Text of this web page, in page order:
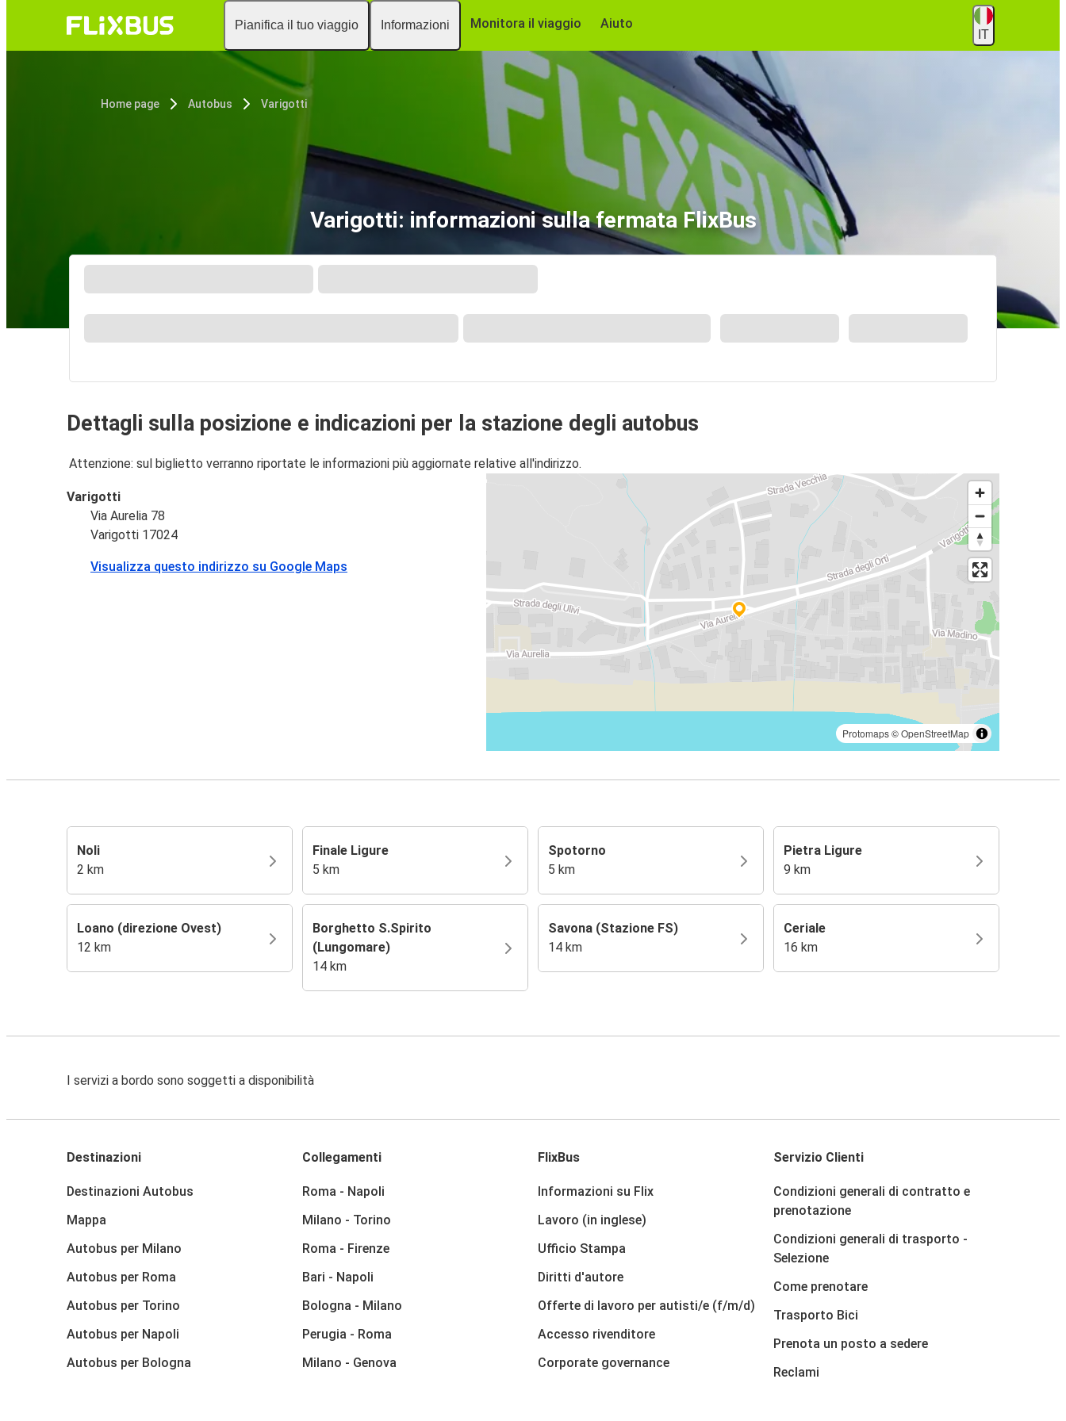
Pianifica il tuo viaggio Informazioni Monitora il viaggio Aiuto
IT
Home page Autobus Varigotti
Varigotti: informazioni sulla fermata FlixBus
Dettagli sulla posizione e indicazioni per la stazione degli autobus
Attenzione: sul biglietto verranno riportate le informazioni più aggiornate relative all'indirizzo.
Protomaps©OpenStreetMap
Varigotti
Via Aurelia 78
Varigotti 17024
Visualizza questo indirizzo su Google Maps
Noli
2 km
Finale Ligure
5 km
Spotorno
5 km
Pietra Ligure
9 km
Loano (direzione Ovest)
12 km
Borghetto S.Spirito
(Lungomare)
14 km
Savona (Stazione FS)
14 km
Ceriale
16 km
I servizi a bordo sono soggetti a disponibilità
Destinazioni
Destinazioni Autobus
Mappa
Autobus per Milano
Autobus per Roma
Autobus per Torino
Autobus per Napoli
Autobus per Bologna
Collegamenti
Roma - Napoli
Milano - Torino
Roma - Firenze
Bari - Napoli
Bologna - Milano
Perugia - Roma
Milano - Genova
FlixBus
Informazioni su Flix
Lavoro (in inglese)
Ufficio Stampa
Diritti d'autore
Offerte di lavoro per autisti/e (f/m/d)
Accesso rivenditore
Corporate governance
Servizio Clienti
Condizioni generali di contratto e
prenotazione
Condizioni generali di trasporto -
Selezione
Come prenotare
Trasporto Bici
Prenota un posto a sedere
Reclami